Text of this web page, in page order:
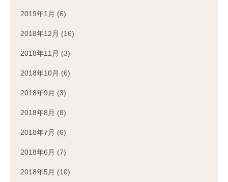
2019年1月 (6)
2018年12月 (16)
2018年11月 (3)
2018年10月 (6)
2018年9月 (3)
2018年8月 (8)
2018年7月 (6)
2018年6月 (7)
2018年5月 (10)